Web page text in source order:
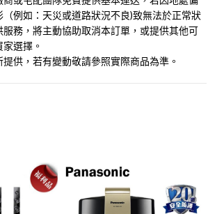
例如：天災或道路狀況不良)致無法於正常狀
務，將主動協助取消本訂單，或提供其他可
選擇。
供，若有變動敬請參照實際商品為準。